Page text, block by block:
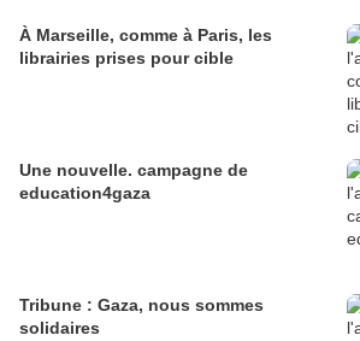
À Marseille, comme à Paris, les
librairies prises pour cible
Une nouvelle. campagne de
education4gaza
Tribune : Gaza, nous sommes
solidaires